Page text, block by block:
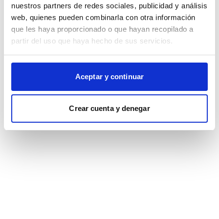
nuestros partners de redes sociales, publicidad y análisis
web, quienes pueden combinarla con otra información
que les haya proporcionado o que hayan recopilado a
partir del uso que haya hecho de sus servicios.
Aceptar y continuar
Crear cuenta y denegar
browser console for more information).